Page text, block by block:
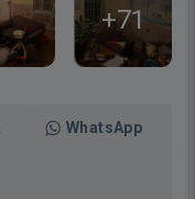
+71
WhatsApp